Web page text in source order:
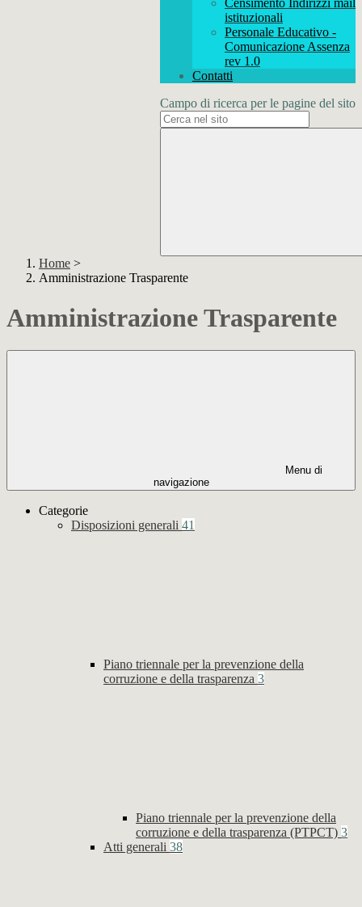
Censimento Indirizzi mail
istituzionali
Personale Educativo -
Comunicazione Assenza
rev 1.0
Contatti
Campo di ricerca per le pagine del sito
Home >
Amministrazione Trasparente
Amministrazione Trasparente
Menu di
navigazione
Categorie
Disposizioni generali 41
Piano triennale per la prevenzione della
corruzione e della trasparenza 3
Piano triennale per la prevenzione della
corruzione e della trasparenza (PTPCT) 3
Atti generali 38